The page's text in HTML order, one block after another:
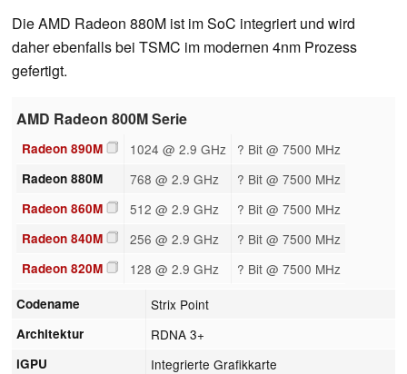
Die AMD Radeon 880M ist im SoC integriert und wird
daher ebenfalls bei TSMC im modernen 4nm Prozess
gefertigt.
AMD Radeon 800M Serie
Radeon 890M 1024 @ 2.9 GHz ? Bit @ 7500 MHz
Radeon 880M 768 @ 2.9 GHz ? Bit @ 7500 MHz
Radeon 860M 512 @ 2.9 GHz ? Bit @ 7500 MHz
Radeon 840M 256 @ 2.9 GHz ? Bit @ 7500 MHz
Radeon 820M 128 @ 2.9 GHz ? Bit @ 7500 MHz
Codename Strix Point
Architektur RDNA 3+
iGPU Integrierte Grafikkarte